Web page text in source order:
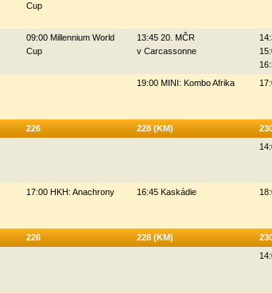
Cup
09:00 Millennium World
Cup
13:45 20. MČR
v Carcassonne
19:00 MINI: Kombo Afrika
226 228 (KM)
17:00 HKH: Anachrony 16:45 Kaskádie
226 228 (KM)